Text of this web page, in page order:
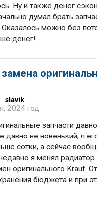
Ну и также денег
думал брать
можно без
денег!
slavik
2024 год
запчасти
давно не новенький, я
сотки, а сейчас
я менял радиатор
оригинального Krauf.
бюджета и при